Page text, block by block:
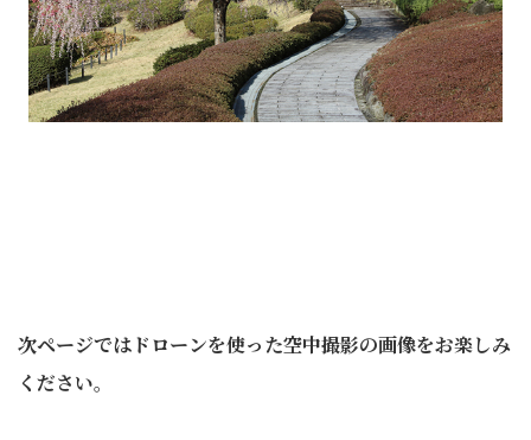
次ページではドローンを使った空中撮影の画像をお楽しみ
ください。